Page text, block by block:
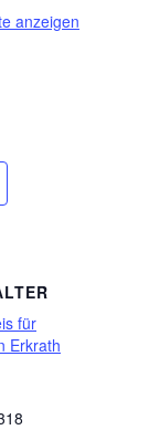
anzeigen
für
Erkrath